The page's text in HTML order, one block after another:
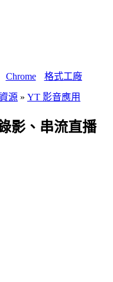
Chrome 格式工廠
源 » YT 影音應用
影、串流直播